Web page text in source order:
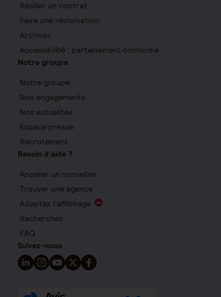
Résilier un contrat
Faire une réclamation
Archives
Accessibilité : partiellement conforme
Notre groupe
Notre groupe
Nos engagements
Nos actualités
Espace presse
Recrutement
Besoin d'aide ?
Appeler un conseiller
Trouver une agence
Adaptez l'affichage
Recherchez
FAQ
Suivez-nous
Suivez-nous sur LinkedIn - Nouvelle fenêtre
Suivez-nous sur Instagram - Nouvelle fenêtre
Suivez-nous sur YouTube - Nouvelle fenêtre
Suivez-nous sur X - Nouvelle fenêtre
Suivez-nous sur Facebook - Nouvelle